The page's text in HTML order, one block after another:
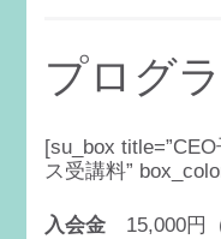
プログ
[su_box
ス受講料”
入会金 15,000円